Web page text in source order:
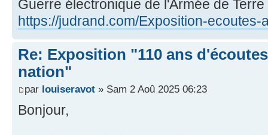
Guerre électronique de l'Armée de Terre
https://judrand.com/Exposition-ecoutes-
Re: Exposition "110 ans
nation"
par louiseravot » Sam 2 Aoû 2025 06:23
Bonjour,